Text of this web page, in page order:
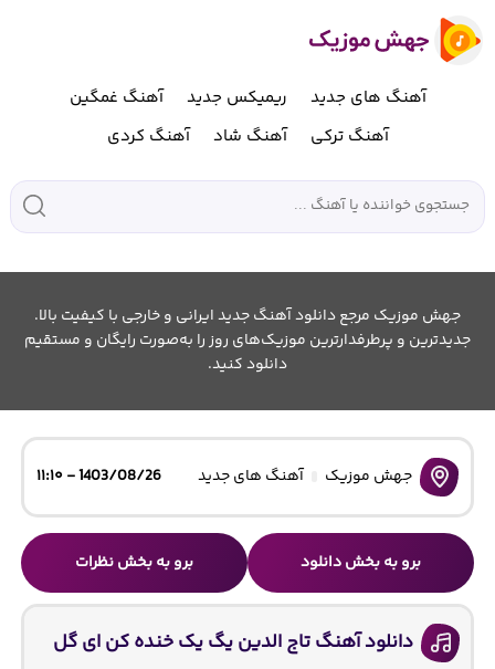
آهنگ های جدید ریمیکس جدید
آهنگ غمگین
آهنگ ترکی
آهنگ شاد آهنگ کردی
جهش موزیک مرجع دانلود آهنگ جدید ایرانی و خارجی با کیفیت بالا.
جدیدترین و پرطرفدارترین موزیک‌های روز را به‌صورت رایگان و مستقیم
دانلود کنید.
جهش موزیک آهنگ های جدید 1403/08/26 - ۱۱:۱۰
برو به بخش دانلود برو به بخش نظرات
دانلود آهنگ تاج الدین یگ یک خنده کن ای گل